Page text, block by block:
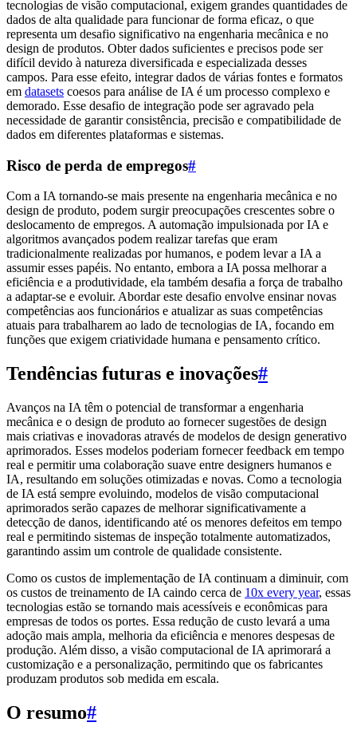
tecnologias de visão computacional, exigem grandes quantidades de
dados de alta qualidade para funcionar de forma eficaz, o que
representa um desafio significativo na engenharia mecânica e no
design de produtos. Obter dados suficientes e precisos pode ser
difícil devido à natureza diversificada e especializada desses
campos. Para esse efeito, integrar dados de várias fontes e formatos
em datasets coesos para análise de IA é um processo complexo e
demorado. Esse desafio de integração pode ser agravado pela
necessidade de garantir consistência, precisão e compatibilidade de
dados em diferentes plataformas e sistemas.
Risco de perda de empregos#
Com a IA tornando-se mais presente na engenharia mecânica e no
design de produto, podem surgir preocupações crescentes sobre o
deslocamento de empregos. A automação impulsionada por IA e
algoritmos avançados podem realizar tarefas que eram
tradicionalmente realizadas por humanos, e podem levar a IA a
assumir esses papéis. No entanto, embora a IA possa melhorar a
eficiência e a produtividade, ela também desafia a força de trabalho
a adaptar-se e evoluir. Abordar este desafio envolve ensinar novas
competências aos funcionários e atualizar as suas competências
atuais para trabalharem ao lado de tecnologias de IA, focando em
funções que exigem criatividade humana e pensamento crítico.
Tendências futuras e inovações#
Avanços na IA têm o potencial de transformar a engenharia
mecânica e o design de produto ao fornecer sugestões de design
mais criativas e inovadoras através de modelos de design generativo
aprimorados. Esses modelos poderiam fornecer feedback em tempo
real e permitir uma colaboração suave entre designers humanos e
IA, resultando em soluções otimizadas e novas. Como a tecnologia
de IA está sempre evoluindo, modelos de visão computacional
aprimorados serão capazes de melhorar significativamente a
detecção de danos, identificando até os menores defeitos em tempo
real e permitindo sistemas de inspeção totalmente automatizados,
garantindo assim um controle de qualidade consistente.
Como os custos de implementação de IA continuam a diminuir, com
os custos de treinamento de IA caindo cerca de 10x every year, essas
tecnologias estão se tornando mais acessíveis e econômicas para
empresas de todos os portes. Essa redução de custo levará a uma
adoção mais ampla, melhoria da eficiência e menores despesas de
produção. Além disso, a visão computacional de IA aprimorará a
customização e a personalização, permitindo que os fabricantes
produzam produtos sob medida em escala.
O resumo#